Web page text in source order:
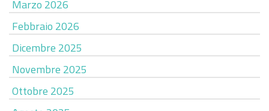
Marzo 2026
Febbraio 2026
Dicembre 2025
Novembre 2025
Ottobre 2025